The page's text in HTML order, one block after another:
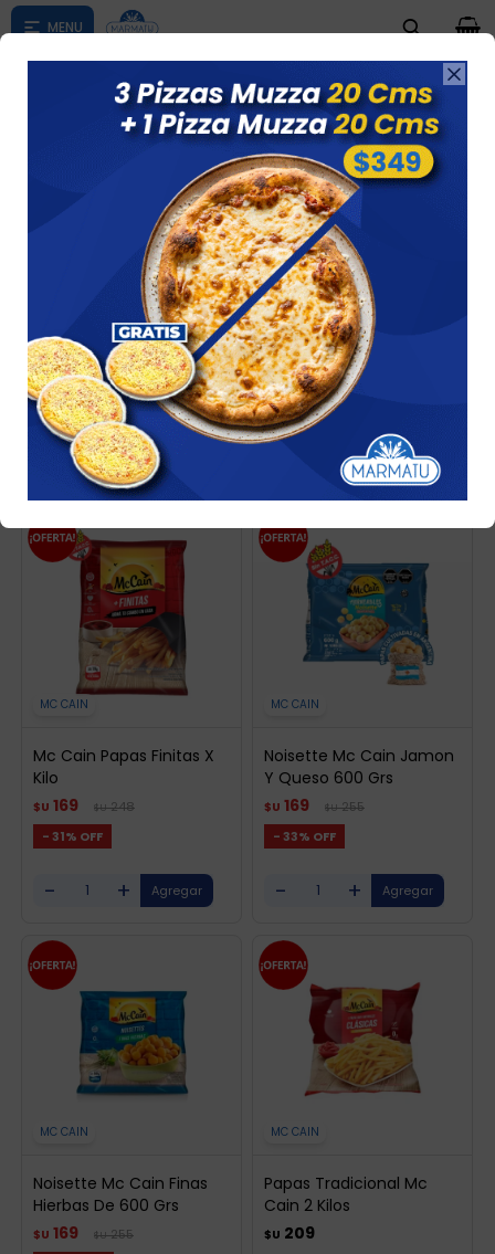

según su zona
0

PAPAS EN OFERTA
Ver 5 artículos
Recomendados
Filtrando por: Papas
MC CAIN
Mc Cain Papas Finitas X
Kilo
$U 169 $U 248
31
- +
MC CAIN
Noisette Mc Cain Jamon
Y Queso 600 Grs
$U 169 $U 255
33
- +
MC CAIN
Noisette Mc Cain Finas
Hierbas De 600 Grs
$U 169 $U 255
MC CAIN
Papas Tradicional Mc
Cain 2 Kilos
$U 209